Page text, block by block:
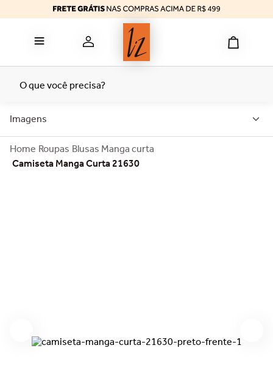
Imagens
Roupas Blusas Manga curta
Camiseta Manga Curta 21630
reducer
8º
9º tomara caia
10º bermuda